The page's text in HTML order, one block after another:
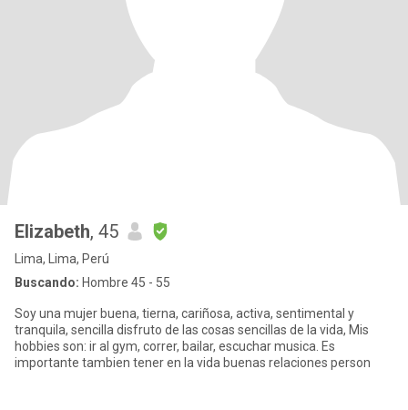
Elizabeth, 45
Lima, Lima, Perú
Buscando: Hombre 45 - 55
Soy una mujer buena, tierna, cariñosa, activa, sentimental y
tranquila, sencilla disfruto de las cosas sencillas de la vida, Mis
hobbies son: ir al gym, correr, bailar, escuchar musica. Es
importante tambien tener en la vida buenas relaciones person